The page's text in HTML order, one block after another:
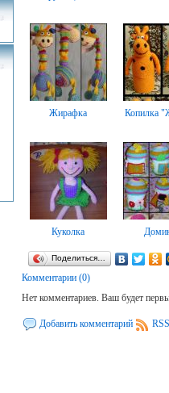
Жирафка Копилка
Куколка
Поделиться…
Комментарии (0)
Нет комментариев. Ваш будет
Добавить комментарий